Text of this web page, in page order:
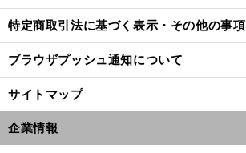
特定商取引法に基づく表示・その他の事項
ブラウザプッシュ通知について
サイトマップ
企業情報